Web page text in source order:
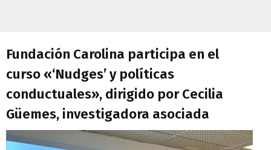
Fundación Carolina participa en el
curso «‘Nudges’ y políticas
conductuales», dirigido por Cecilia
Güemes, investigadora asociada